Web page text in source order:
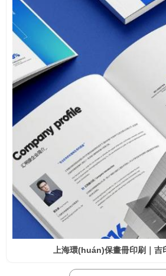
上海環(huán)保畫冊印刷｜吉